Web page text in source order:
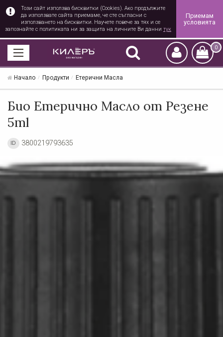
Този сайт използва бисквитки (Cookies). Ако продължите
да използвате сайта приемаме, че сте съгласни с
използването на бисквитки. Научете повече за тях и се
запознайте с политиката ни за защита на личните Ви данни тук
Приемам
условията
0
Начало Продукти Етерични Масла
Био Етерично Масло от Резене
5ml
ID 3800219793635